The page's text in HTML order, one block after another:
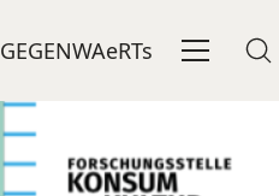
GEGENWAeRTs